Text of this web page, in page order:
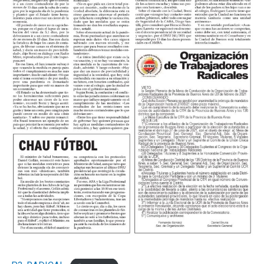
del córner.
Los de Mignini eran mucho más y el tercero llegó por
decantación. A los 24, Verón avanzó a toda velocidad
por izquierda, habilitó a Castillo y Acha, que lo venía
corriendo de atrás, lo desestabilizó adentro del area,
Rubiano no dudó y el juvenil desde los doce pasos anotó
su primer gol en el Federal A para empezar a decretar la
historia.
El complemento se jugó a otro ritmo pero mostró la
solidez del fondo kimberleño cada vez que lo probaron.
Más allá de eso, en los primeros cinco minutos, Miori
tuvo dos claras para convertir el cuarto pero Nadal se
lució en ambas con dos atajadas tremendas.
Los cambios probados por Mario Martínez le dieron a
en el pase en el pase final. Por su lado, Mignini también